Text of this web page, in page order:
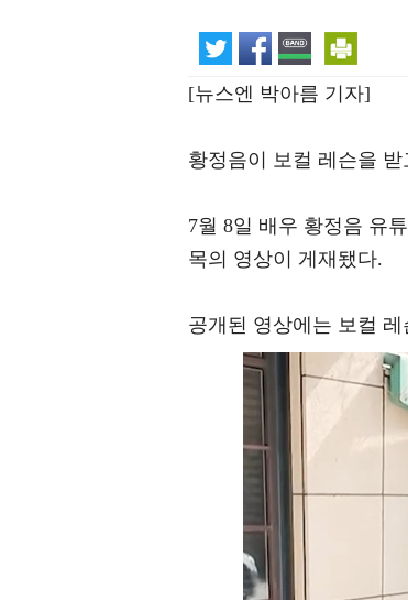
[뉴스엔 박아름 기자]
황정음이 보컬 레슨을
7월 8일 배우 황정음 유
목의 영상이 게재됐다.
공개된 영상에는 보컬